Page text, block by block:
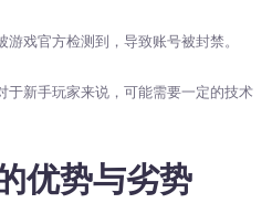
游戏官方检测到，导致账号被封禁。
于新手玩家来说，可能需要一定的技术
优势与劣势